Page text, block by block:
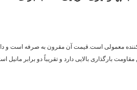
معمولی است.قیمت آن مقرون به صرفه است و
بارگذاری بالایی دارد و تقریباً دو برابر مانیل